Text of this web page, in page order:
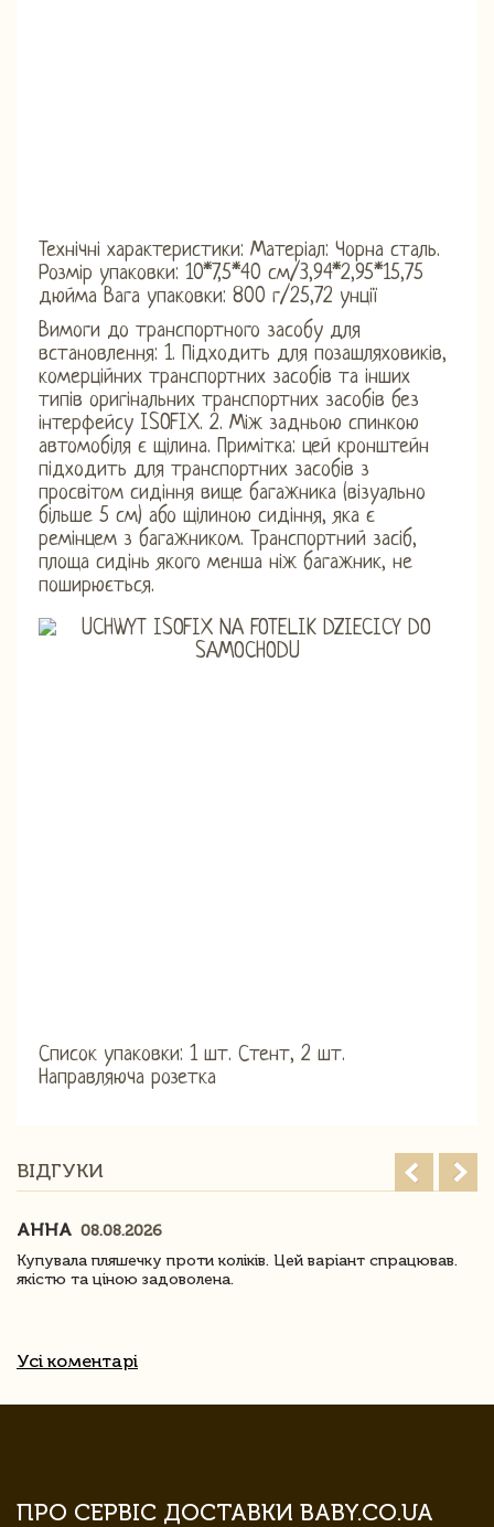
Технічні характеристики: Матеріал: Чорна сталь.
Розмір упаковки: 10*7,5*40 см/3,94*2,95*15,75
дюйма Вага упаковки: 800 г/25,72 унції
Вимоги до транспортного засобу для
встановлення: 1. Підходить для позашляховиків,
комерційних транспортних засобів та інших
типів оригінальних транспортних засобів без
інтерфейсу ISOFIX. 2. Між задньою спинкою
автомобіля є щілина. Примітка: цей кронштейн
підходить для транспортних засобів з
просвітом сидіння вище багажника (візуально
більше 5 см) або щілиною сидіння, яка є
ремінцем з багажником. Транспортний засіб,
площа сидінь якого менша ніж багажник, не
поширюється.
Список упаковки: 1 шт. Стент, 2 шт.
Направляюча розетка
ВІДГУКИ
АННА 08.08.2026
Купувала пляшечку проти коліків. Цей варіант спрацював.
якістю та ціною задоволена.
Усі коментарі
ПРО СЕРВІС ДОСТАВКИ BABY.CO.UA